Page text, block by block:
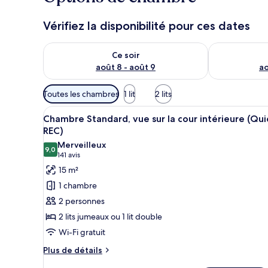
Vérifiez la disponibilité pour ces dates
Ce soir
août 8 - août 9
Vérifier la disponibilité pour ce soir août 8 - août 9
Vérifier la
Filtres
disponibles
pour
les
chambres
Toutes les chambres 1 lit 2 lits
Afficher
toutes
les
photos
pour
ce
type
de
chambre :
Chambre
Standard,
Une chambre d’hôtel
6
Chambre Standard, vue sur la cour intérieure
REC)
9,09,0 sur 10
Merveilleux
141 avis
(141 avis)
15 m²
1 chambre
2 personnes
2 lits jumeaux ou 1 lit double
Wi-Fi gratuit
Plus de détails
Plus